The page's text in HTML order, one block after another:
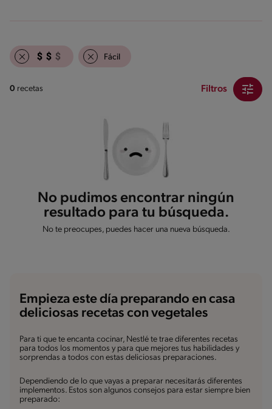
Fácil
0 recetas Filtros
No pudimos encontrar ningún
resultado para tu búsqueda.
No te preocupes, puedes hacer una nueva búsqueda.
Empieza este día preparando en casa
deliciosas recetas con vegetales
Para ti que te encanta cocinar, Nestlé te trae diferentes recetas
para todos los momentos y para que mejores tus habilidades y
sorprendas a todos con estas deliciosas preparaciones.
Dependiendo de lo que vayas a preparar necesitarás diferentes
implementos. Estos son algunos consejos para estar siempre bien
preparado: